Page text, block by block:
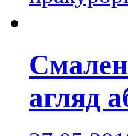
агляд